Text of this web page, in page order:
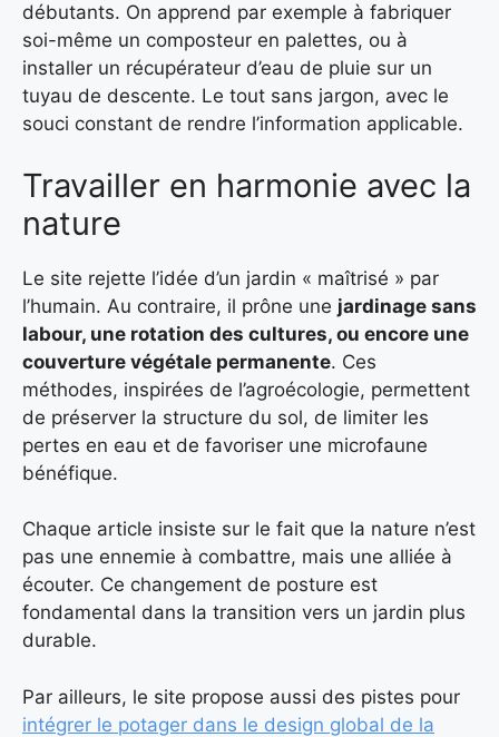
débutants. On apprend par exemple à fabriquer
soi-même un composteur en palettes, ou à
installer un récupérateur d’eau de pluie sur un
tuyau de descente. Le tout sans jargon, avec le
souci constant de rendre l’information applicable.
Travailler en harmonie avec la
nature
Le site rejette l’idée d’un jardin « maîtrisé » par
l’humain. Au contraire, il prône une jardinage sans
labour, une rotation des cultures, ou encore une
couverture végétale permanente. Ces
méthodes, inspirées de l’agroécologie, permettent
de préserver la structure du sol, de limiter les
pertes en eau et de favoriser une microfaune
bénéfique.
Chaque article insiste sur le fait que la nature n’est
pas une ennemie à combattre, mais une alliée à
écouter. Ce changement de posture est
fondamental dans la transition vers un jardin plus
durable.
Par ailleurs, le site propose aussi des pistes pour
intégrer le potager dans le design global de la